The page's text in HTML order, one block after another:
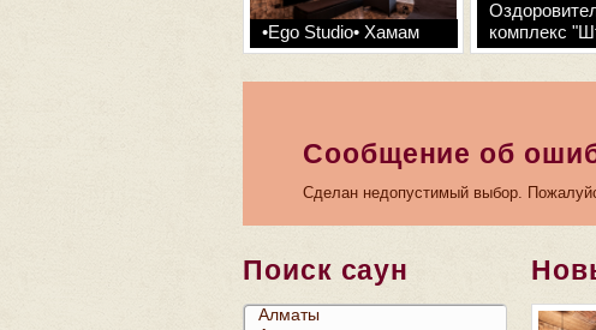
•Ego Studio• Хамам
комплекс
Сообщение об
Сделан недопустимый выбор.
Поиск саун